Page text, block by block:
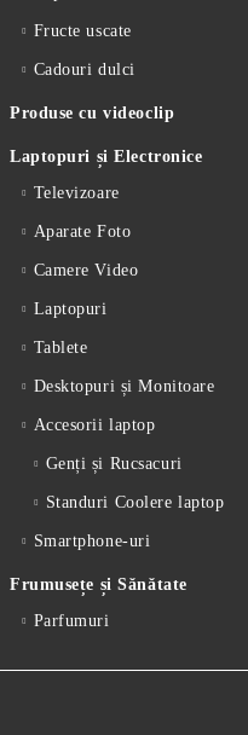
Fructe uscate
Cadouri dulci
Produse cu videoclip
Laptopuri și Electronice
Televizoare
Aparate Foto
Camere Video
Laptopuri
Tablete
Desktopuri și Monitoare
Accesorii laptop
Genți și Rucsacuri
Standuri Coolere laptop
Smartphone-uri
Frumusețe și Sănătate
Parfumuri